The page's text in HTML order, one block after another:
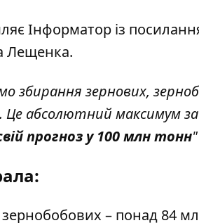
Інформатор із
Лещенка.
збирання зернових,
абсолютний максимум
прогноз у 100 млн тонн
– понад 84